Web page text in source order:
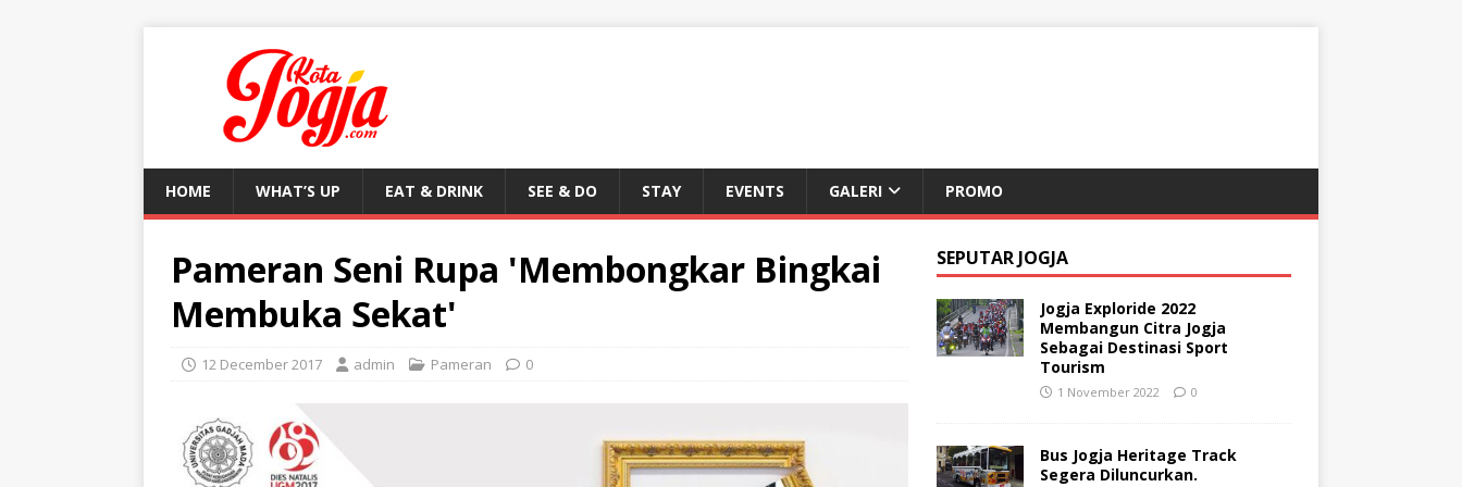
HOME WHAT’S UP EAT & DRINK SEE & DO STAY EVENTS GALERI PROMO
Pameran Seni Rupa 'Membongkar Bingkai
Membuka Sekat'
12 December 2017 admin Pameran 0
SEPUTAR JOGJA
Jogja Exploride 2022
Membangun Citra Jogja
Sebagai Destinasi Sport
Tourism
1 November 2022 0
Bus Jogja Heritage Track
Segera Diluncurkan.